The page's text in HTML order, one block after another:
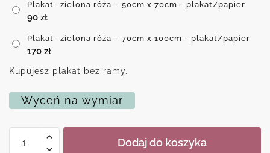
Plakat- zielona róża – 50cm x 70cm - plakat/papier
90 zł
Plakat- zielona róża – 70cm x 100cm - plakat/papier
170 zł
Kupujesz plakat bez ramy.
Wyceń na wymiar
Plakat-
Dodaj do koszyka